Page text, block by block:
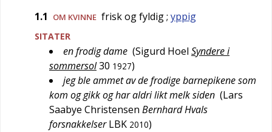
1.1
OM KVINNE frisk og fyldig; yppig
SITATER
en frodig dame (Sigurd Hoel Syndere i
sommersol30 1927)
jeg ble ammet av de frodige barnepikene som
kom og gikk og har aldri likt melk siden (Lars
Saabye Christensen Bernhard Hvals
forsnakkelser LBK 2010)